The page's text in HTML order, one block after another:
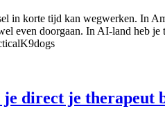
in korte tijd kan wegwerken. In
even doorgaan. In AI-land heb
direct je therapeut